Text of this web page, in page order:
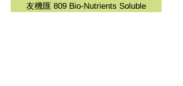
友機匯 809 Bio-Nutrients Soluble